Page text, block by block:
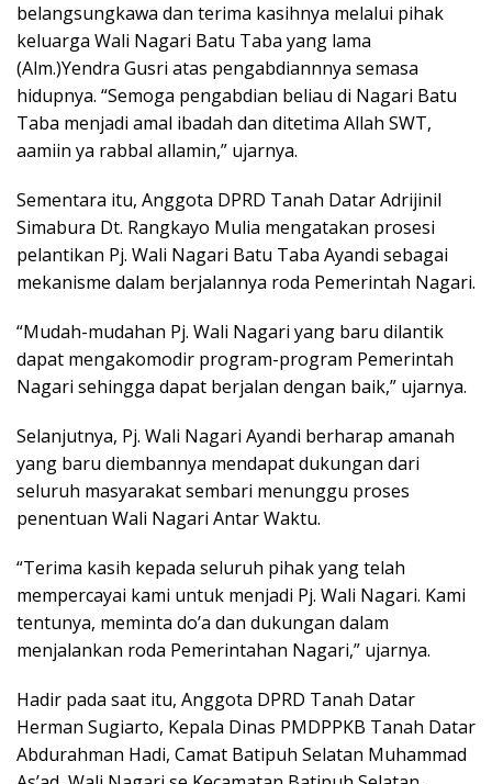
belangsungkawa dan terima kasihnya melalui pihak
keluarga Wali Nagari Batu Taba yang lama
(Alm.)Yendra Gusri atas pengabdiannnya semasa
hidupnya. “Semoga pengabdian beliau di Nagari Batu
Taba menjadi amal ibadah dan ditetima Allah SWT,
aamiin ya rabbal allamin,” ujarnya.
Sementara itu, Anggota DPRD Tanah Datar Adrijinil
Simabura Dt. Rangkayo Mulia mengatakan prosesi
pelantikan Pj. Wali Nagari Batu Taba Ayandi sebagai
mekanisme dalam berjalannya roda Pemerintah Nagari.
“Mudah-mudahan Pj. Wali Nagari yang baru dilantik
dapat mengakomodir program-program Pemerintah
Nagari sehingga dapat berjalan dengan baik,” ujarnya.
Selanjutnya, Pj. Wali Nagari Ayandi berharap amanah
yang baru diembannya mendapat dukungan dari
seluruh masyarakat sembari menunggu proses
penentuan Wali Nagari Antar Waktu.
“Terima kasih kepada seluruh pihak yang telah
mempercayai kami untuk menjadi Pj. Wali Nagari. Kami
tentunya, meminta do’a dan dukungan dalam
menjalankan roda Pemerintahan Nagari,” ujarnya.
Hadir pada saat itu, Anggota DPRD Tanah Datar
Herman Sugiarto, Kepala Dinas PMDPPKB Tanah Datar
Abdurahman Hadi, Camat Batipuh Selatan Muhammad